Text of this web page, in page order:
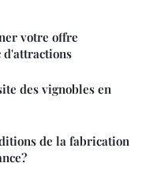
votre offre
d'attractions
des vignobles en
de la fabrication